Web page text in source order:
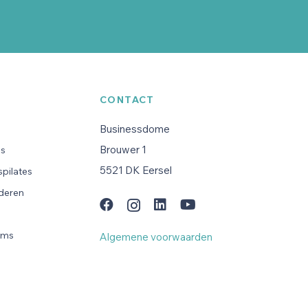
CONTACT
Businessdome
Brouwer 1
5521 DK Eersel
Algemene voorwaarden